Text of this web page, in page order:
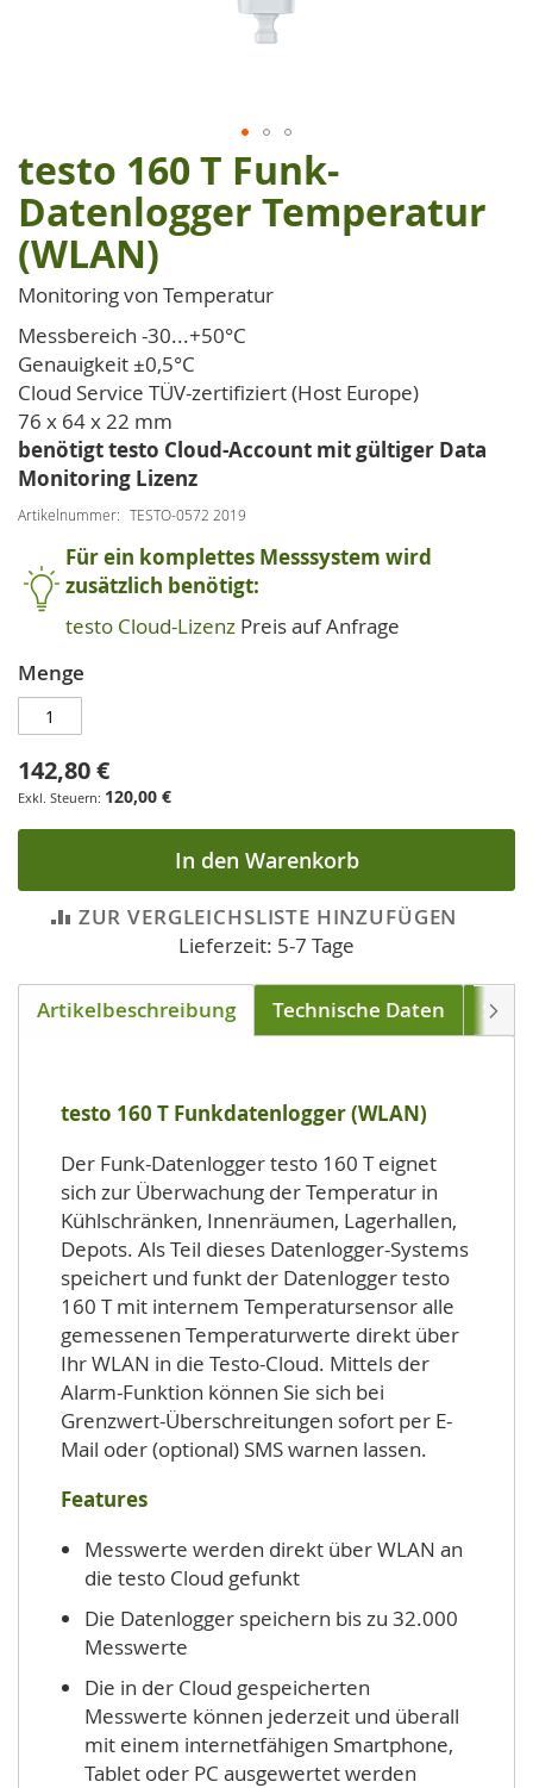
Zum
Anfang
der
Bildgalerie
springen
testo 160 T Funk-
Datenlogger Temperatur
(WLAN)
Monitoring von Temperatur
Messbereich -30...+50°C
Genauigkeit ±0,5°C
Cloud Service TÜV-zertifiziert (Host Europe)
76 x 64 x 22 mm
benötigt testo Cloud-Account mit gültiger Data
Monitoring Lizenz
Artikelnummer TESTO-0572 2019
Für ein komplettes Messsystem wird
zusätzlich benötigt:
testo Cloud-Lizenz Preis auf Anfrage
Menge
142,80 €
120,00 €
In den Warenkorb
ZUR VERGLEICHSLISTE HINZUFÜGEN
Lieferzeit: 5-7 Tage
Artikelbeschreibung Technische Daten
testo 160 T Funkdatenlogger (WLAN)
Der Funk-Datenlogger testo 160 T eignet
sich zur Überwachung der Temperatur in
Kühlschränken, Innenräumen, Lagerhallen,
Depots. Als Teil dieses Datenlogger-Systems
speichert und funkt der Datenlogger testo
160 T mit internem Temperatursensor alle
gemessenen Temperaturwerte direkt über
Ihr WLAN in die Testo-Cloud. Mittels der
Alarm-Funktion können Sie sich bei
Grenzwert-Überschreitungen sofort per E-
Mail oder (optional) SMS warnen lassen.
Features
Messwerte werden direkt über WLAN an
die testo Cloud gefunkt
Die Datenlogger speichern bis zu 32.000
Messwerte
Die in der Cloud gespeicherten
Messwerte können jederzeit und überall
mit einem internetfähigen Smartphone,
Tablet oder PC ausgewertet werden